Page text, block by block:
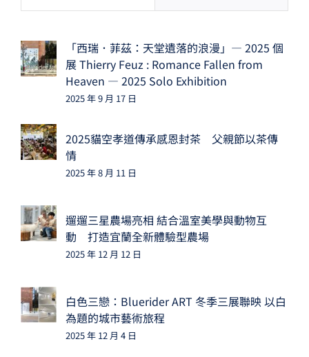
「西瑞．菲茲：天堂遺落的浪漫」— 2025 個
展 Thierry Feuz : Romance Fallen from
Heaven — 2025 Solo Exhibition
2025 年 9 月 17 日
2025貓空孝道傳承感恩封茶 父親節以茶傳
情
2025 年 8 月 11 日
遛遛三星農場亮相 結合溫室美學與動物互
動 打造宜蘭全新體驗型農場
2025 年 12 月 12 日
白色三戀：Bluerider ART 冬季三展聯映 以白
為題的城市藝術旅程
2025 年 12 月 4 日